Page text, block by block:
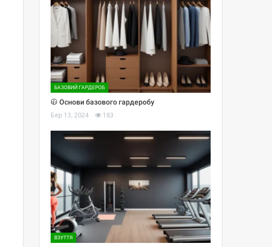
БАЗОВИЙ ГАРДЕРОБ
🧥 Основи базового гардеробу
Бер 13, 2024 183
ВЗУТТЯ